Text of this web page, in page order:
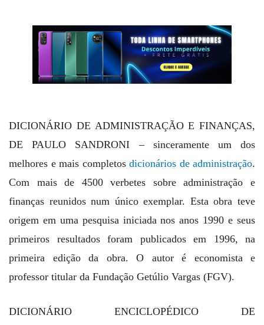
DICIONÁRIO DE ADMINISTRAÇÃO E FINANÇAS,
DE PAULO SANDRONI – sinceramente um dos
melhores e mais completos dicionários de administração.
Com mais de 4500 verbetes sobre administração e
finanças reunidos num único exemplar. Esta obra teve
origem em uma pesquisa iniciada nos anos 1990 e seus
primeiros resultados foram publicados em 1996, na
primeira edição da obra. O autor é economista e
professor titular da Fundação Getúlio Vargas (FGV).
DICIONÁRIO ENCICLOPÉDICO DE